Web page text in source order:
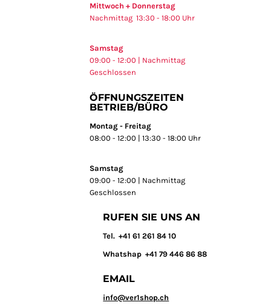
Mittwoch + Donnerstag
Nachmittag 13:30 - 18:00 Uhr
Samstag
09:00 - 12:00 | Nachmittag
Geschlossen
ÖFFNUNGSZEITEN
BETRIEB/BÜRO
Montag - Freitag
08:00 - 12:00 | 13:30 - 18:00 Uhr
Samstag
09:00 - 12:00 | Nachmittag
Geschlossen
RUFEN SIE UNS AN
Tel. +41 61 261 84 10
Whatshap +41 79 446 86 88
EMAIL
info@ver1shop.ch